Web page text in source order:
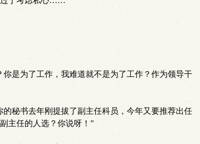
是为了工作，我难道就不是为了工作？作为领导干
秘书去年刚提拔了副主任科员，今年又要推荐出任
主任的人选？你说呀！”